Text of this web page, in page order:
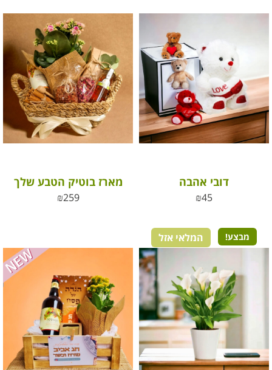
דובי אהבה
₪45
מארז בוטיק הטבע שלך
₪259
מבצע! המלאי אזל